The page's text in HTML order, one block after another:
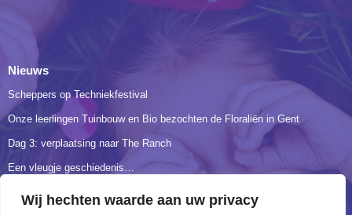
Wij hechten waarde aan uw privacy
Nieuws
Scheppers op Techniekfestival
Onze leerlingen Tuinbouw en Bio bezochten de Floraliën in Gent
Dag 3: verplaatsing naar The Ranch
Een vleugje geschiedenis…